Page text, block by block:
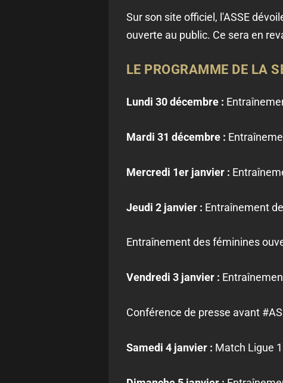
Sur son site officiel, l'ASSE
ouverte au public. Ce sera en
LE PROGRAMME DE LA
Lundi 30 décembre :
Mardi 31 décembre :
Mercredi 1er janvier :
Jeudi 2 janvier : Entraînement
Entraînement des féminines
Vendredi 3 janvier :
Conférence de presse avant
Samedi 4 janvier : Match Ligue